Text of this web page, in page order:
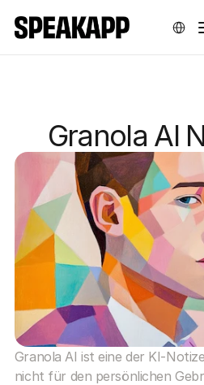
Select
Granola AI
Granola AI ist eine der KI-
nicht für den persönlichen